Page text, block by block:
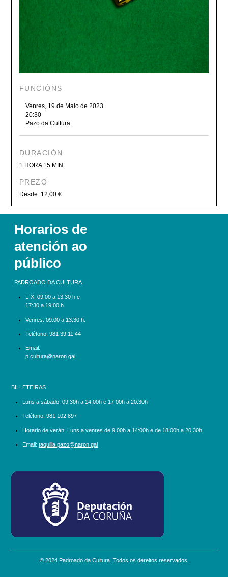
FUNCIÓNS
Venres, 19 de Maio de 2023
20:30
Pazo da Cultura
DURACIÓN
1 HORA 15 MIN
PREZO
Desde: 12,00 €
Horarios de
atención ao
público
PADROADO DA CULTURA
L-X: 09:00 a 13:30 h e
17:30 a 19:00 h
Venres: 09:00 a 13:30 h.
Teléfono: 981 39 11 44
Email:
p.cultura@naron.gal
BILLETEIRAS
Luns a sábado: 09:30h a 14:00h e 17:00h a 20:30h
Teléfono: 981 102 897
Horario de verán: Luns a venres de 9:00h a 14:00h e de 18:00h a 20:30h.
Email: taquilla.pazo@naron.gal
logo_depcoruna.png
© 2024 Padroado da Cultura. Todos os dereitos reservados.